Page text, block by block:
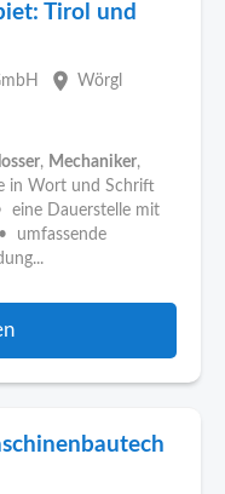
Tirol und
place Wörgl
, Mechaniker,
in Wort und Schrift
Dauerstelle mit
umfassende